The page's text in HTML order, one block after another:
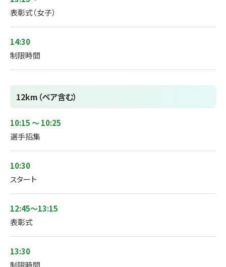
表彰式（女子）
14:30
制限時間
12km（ペア含む）
10:15 ～ 10:25
選手招集
10:30
スタート
12:45～13:15
表彰式
13:30
制限時間